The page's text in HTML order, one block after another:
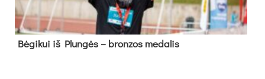
Bė­gi­kui iš Plun­gės – bron­zos me­da­lis